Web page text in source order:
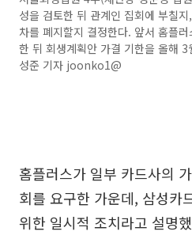
성을 검토한 뒤 관계인 집회에 부칠
차를 폐지할지 결정한다. 앞서 홈플
한 뒤 회생계획안 가결 기한을 올해
성준 기자 joonko1@
홈플러스가 일부 카드사의
회를 요구한 가운데, 삼성카
위한 일시적 조치라고 설명